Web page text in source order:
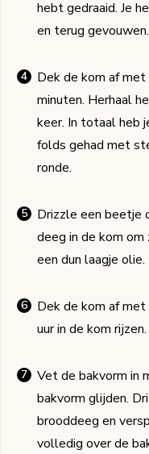
hebt gedraaid. Je
en terug gevouwen.
Dek de kom af
minuten. Herhaal
keer. In totaal heb
folds gehad met
ronde.
Drizzle een beetje
deeg in de kom
een dun laagje olie.
Dek de kom af
uur in de kom rijzen.
Vet de bakvorm in
bakvorm glijden.
brooddeeg en
volledig over de